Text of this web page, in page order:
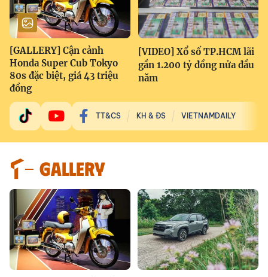
[GALLERY] Cận cảnh
Honda Super Cub Tokyo
80s đặc biệt, giá 43 triệu
đồng
[VIDEO] Xổ số TP.HCM lãi
gần 1.200 tỷ đồng nửa đầu
năm
TT&CS KH & ĐS VIETNAMDAILY
GALLERY